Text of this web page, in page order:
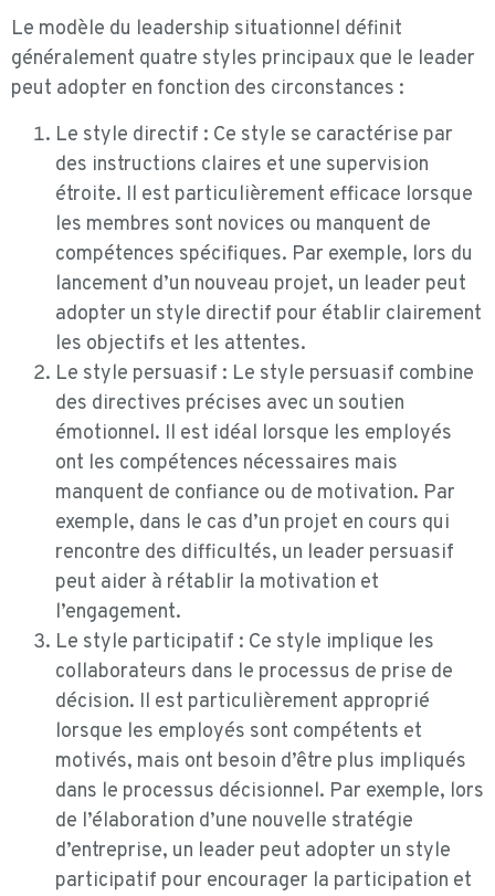
Le modèle du leadership situationnel définit
généralement quatre styles principaux que le leader
peut adopter en fonction des circonstances :
Le style directif : Ce style se caractérise par
des instructions claires et une supervision
étroite. Il est particulièrement efficace lorsque
les membres sont novices ou manquent de
compétences spécifiques. Par exemple, lors du
lancement d’un nouveau projet, un leader peut
adopter un style directif pour établir clairement
les objectifs et les attentes.
Le style persuasif : Le style persuasif combine
des directives précises avec un soutien
émotionnel. Il est idéal lorsque les employés
ont les compétences nécessaires mais
manquent de confiance ou de motivation. Par
exemple, dans le cas d’un projet en cours qui
rencontre des difficultés, un leader persuasif
peut aider à rétablir la motivation et
l’engagement.
Le style participatif : Ce style implique les
collaborateurs dans le processus de prise de
décision. Il est particulièrement approprié
lorsque les employés sont compétents et
motivés, mais ont besoin d’être plus impliqués
dans le processus décisionnel. Par exemple, lors
de l’élaboration d’une nouvelle stratégie
d’entreprise, un leader peut adopter un style
participatif pour encourager la participation et